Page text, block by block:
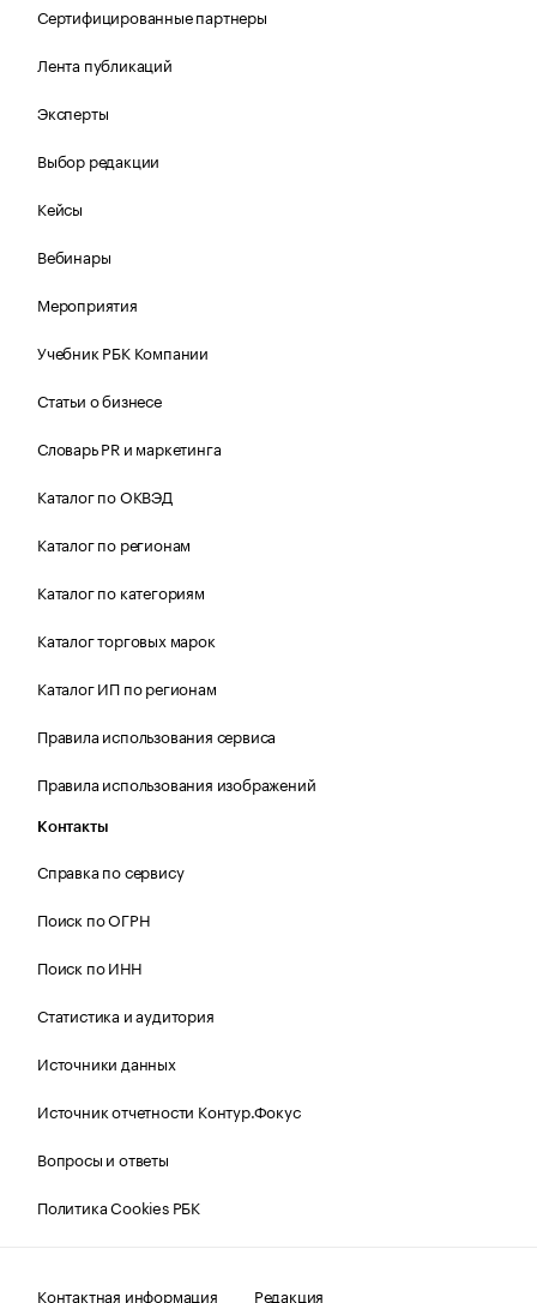
Сертифицированные партнеры
Лента публикаций
Эксперты
Выбор редакции
Кейсы
Вебинары
Мероприятия
Учебник РБК Компании
Статьи о бизнесе
Словарь PR и маркетинга
Каталог по ОКВЭД
Каталог по регионам
Каталог по категориям
Каталог торговых марок
Каталог ИП по регионам
Правила использования сервиса
Правила использования изображений
Контакты
Справка по сервису
Поиск по ОГРН
Поиск по ИНН
Статистика и аудитория
Источники данных
Источник отчетности Контур.Фокус
Вопросы и ответы
Политика Cookies РБК
Контактная информация Редакция